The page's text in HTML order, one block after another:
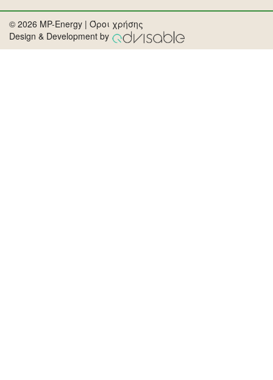
© 2026 MP-Energy | Όροι χρήσης
Design & Development by